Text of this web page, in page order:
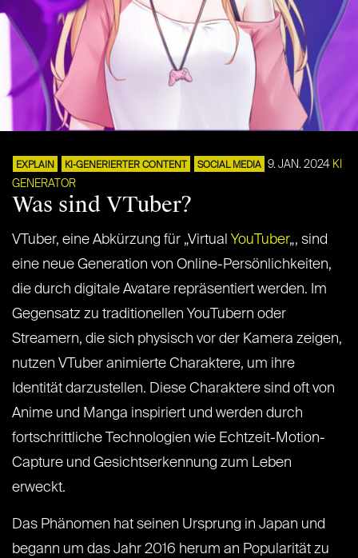
EXPLAIN KI-GENERIERTER CONTENT SOCIAL MEDIA 9. JAN. 2024 KI
GENERATOR
Was sind VTuber?
VTuber, eine Abkürzung für „Virtual YouTuber„, sind
eine neue Generation von Online-Persönlichkeiten,
die durch digitale Avatare repräsentiert werden. Im
Gegensatz zu traditionellen YouTubern oder
Streamern, die sich physisch vor der Kamera zeigen,
nutzen VTuber animierte Charaktere, um ihre
Identität darzustellen. Diese Charaktere sind oft von
Anime und Manga inspiriert und werden durch
fortschrittliche Technologien wie Echtzeit-Motion-
Capture und Gesichtserkennung zum Leben
erweckt.
Das Phänomen hat seinen Ursprung in Japan und
begann um das Jahr 2016 herum an Popularität zu